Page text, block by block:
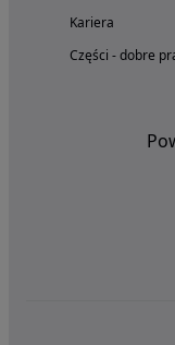
Kariera
Części - dobre